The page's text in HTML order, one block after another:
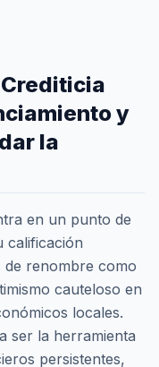
y
la
en un punto de
calificación
de renombre como
cauteloso en
locales.
ser la herramienta
persistentes,